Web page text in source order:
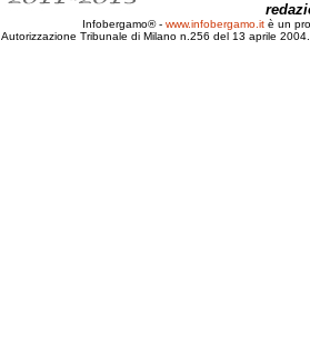
Infobergamo® - www.infobergamo.it è un
Autorizzazione Tribunale di Milano n.256 del 13 aprile